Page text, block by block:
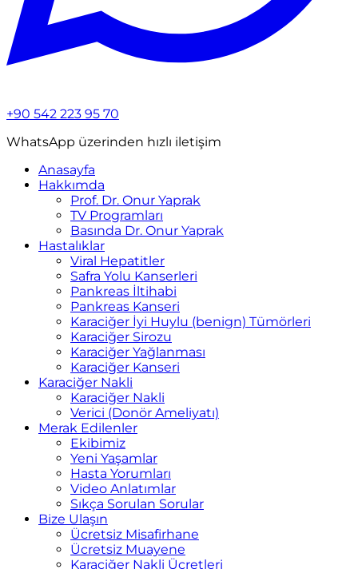
+90 542 223 95 70
WhatsApp üzerinden hızlı iletişim
Anasayfa
Hakkımda
Prof. Dr. Onur Yaprak
TV Programları
Basında Dr. Onur Yaprak
Hastalıklar
Viral Hepatitler
Safra Yolu Kanserleri
Pankreas İltihabi
Pankreas Kanseri
Karaciğer İyi Huylu (benign) Tümörleri
Karaciğer Sirozu
Karaciğer Yağlanması
Karaciğer Kanseri
Karaciğer Nakli
Karaciğer Nakli
Verici (Donör Ameliyatı)
Merak Edilenler
Ekibimiz
Yeni Yaşamlar
Hasta Yorumları
Video Anlatımlar
Sıkça Sorulan Sorular
Bize Ulaşın
Ücretsiz Misafirhane
Ücretsiz Muayene
Karaciğer Nakli Ücretleri